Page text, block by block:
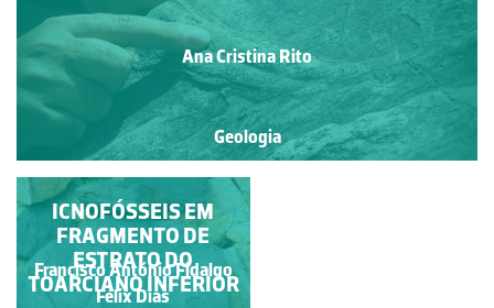
Ana Cristina Rito
Geologia
ICNOFÓSSEIS DE
CABANAS LONGAS
(ALVARENGA)
Dulce Henriques de Lima
ICNOFÓSSEIS EM
FRAGMENTO DE
ESTRATO DO
TOARCIANO INFERIOR
Francisco António Fidalgo
Félix Dias